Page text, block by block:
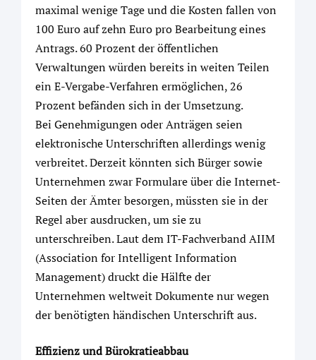
maximal wenige Tage und die Kosten fallen von
100 Euro auf zehn Euro pro Bearbeitung eines
Antrags. 60 Prozent der öffentlichen
Verwaltungen würden bereits in weiten Teilen
ein E-Vergabe-Verfahren ermöglichen, 26
Prozent befänden sich in der Umsetzung.
Bei Genehmigungen oder Anträgen seien
elektronische Unterschriften allerdings wenig
verbreitet. Derzeit könnten sich Bürger sowie
Unternehmen zwar Formulare über die Internet-
Seiten der Ämter besorgen, müssten sie in der
Regel aber ausdrucken, um sie zu
unterschreiben. Laut dem IT-Fachverband AIIM
(Association for Intelligent Information
Management) druckt die Hälfte der
Unternehmen weltweit Dokumente nur wegen
der benötigten händischen Unterschrift aus.
Effizienz und Bürokratieabbau